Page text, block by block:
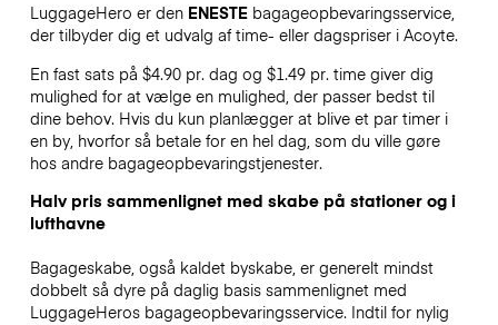
LuggageHero er den ENESTEbagageopbevaringsservice,
der tilbyder dig et udvalg af time- eller dagspriser i Acoyte.
En fast sats på $4.90 pr. dag og $1.49 pr. time giver dig
mulighed for at vælge en mulighed, der passer bedst til
dine behov. Hvis du kun planlægger at blive et par timer i
en by, hvorfor så betale for en hel dag, som du ville gøre
hos andre bagageopbevaringstjenester.
Halv pris sammenlignet med skabe på stationer og i
lufthavne
Bagageskabe, også kaldet byskabe, er generelt mindst
dobbelt så dyre på daglig basis sammenlignet med
LuggageHeros bagageopbevaringsservice. Indtil for nylig